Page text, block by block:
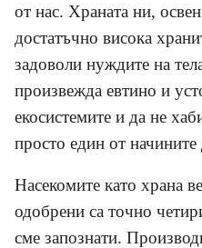
от нас. Храната ни,
достатъчно висока
задоволи нуждите на
произвежда евтино и
екосистемите и да не
просто един от начините
Насекомите като храна
одобрени са точно
сме запознати.